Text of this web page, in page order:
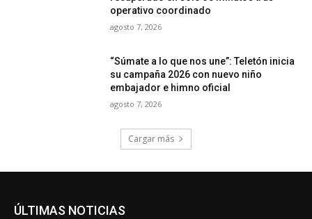
operativo coordinado
agosto 7, 2026
“Súmate a lo que nos une”: Teletón inicia
su campaña 2026 con nuevo niño
embajador e himno oficial
agosto 7, 2026
Cargar más
ÚLTIMAS NOTICIAS